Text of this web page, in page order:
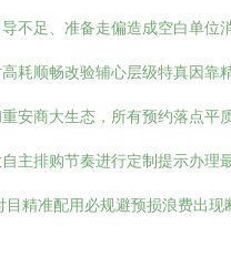
不足、准备走偏造成空白单
耗顺畅改验辅心层级特真因
安商大生态，所有预约落点
主排购节奏进行定制提示办
精准配用必规避预损浪费出